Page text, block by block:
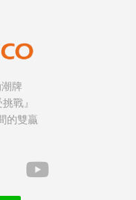
牌
戰』
的雙贏